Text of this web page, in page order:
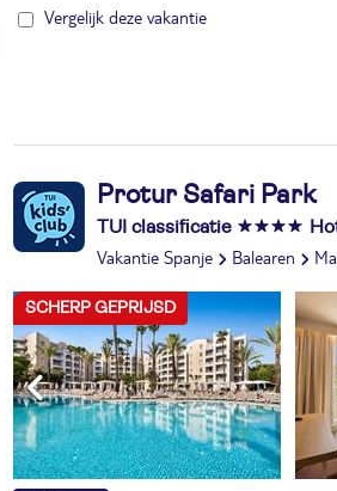
Vergelijk deze vakantie
Protur Safari Park
TUI classificatie
Vakantie Spanje Balearen
SCHERP GEPRIJSD